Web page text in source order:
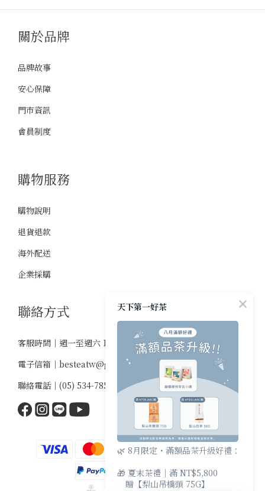
關於品牌
品牌故事
安心保障
門市資訊
會員制度
購物服務
購物說明
退貨退款
海外配送
企業採購
聯絡方式
客服時間｜週一至週六 10:00-18:00
電子信箱｜ besteatw@gmail.com
聯絡電話｜ (05) 534-7859
天下第一好茶
🌿 8月限定・滿額品茶升級好禮：
🎁 夏末茶禮｜滿 NT$5,800
贈【梨山吊橋頭 75G】